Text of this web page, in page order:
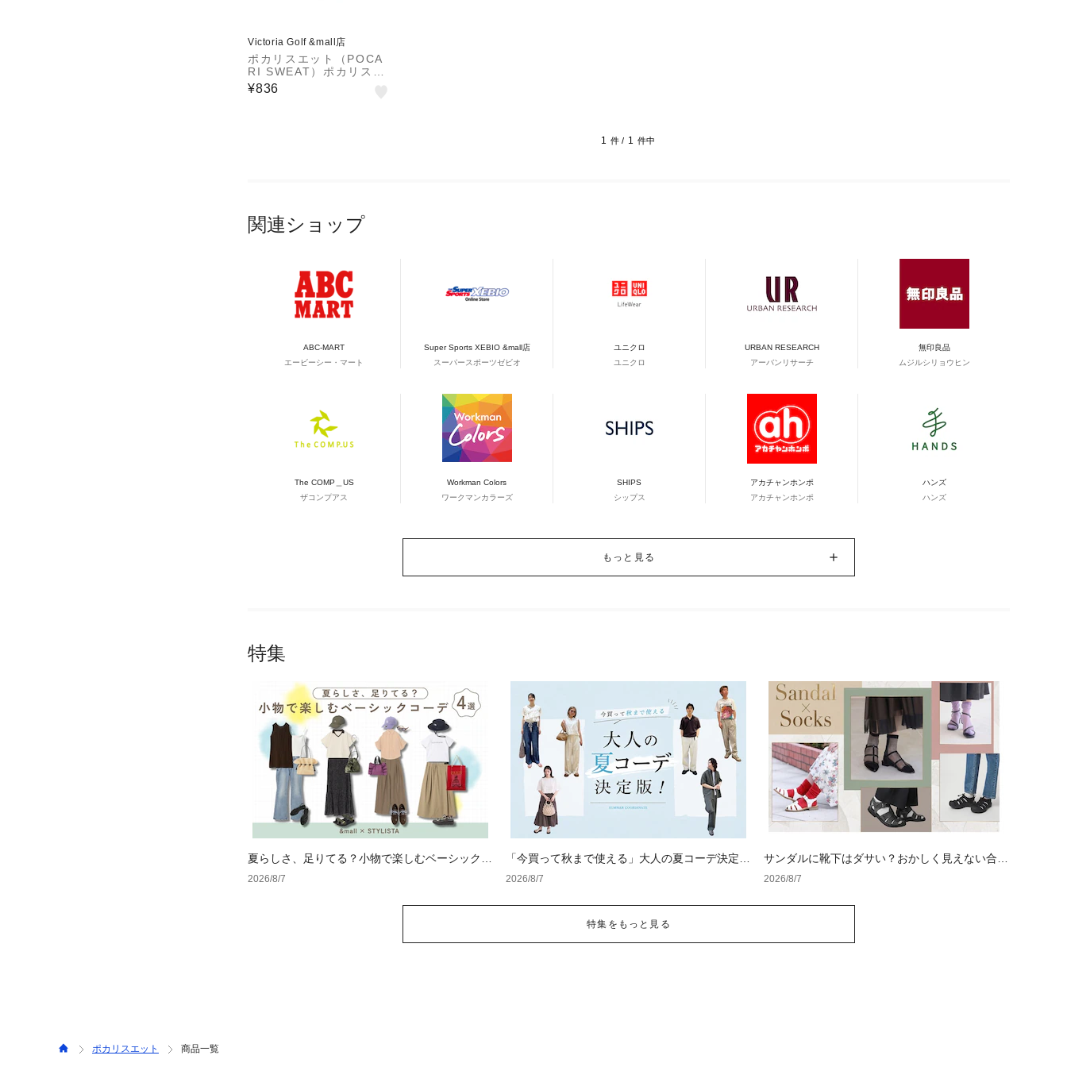
Victoria Golf &mall店
ポカリスエット（POCA
RI SWEAT）ポカリスエ
ット ボトルカバー
¥836
1 件 / 1 件中
関連ショップ
ABC-MART
エービーシー・マート
Super Sports XEBIO &mall店
スーパースポーツゼビオ
ユニクロ
ユニクロ
URBAN RESEARCH
アーバンリサーチ
無印良品
ムジルシリョウヒン
The COMP＿US
ザコンプアス
Workman Colors
ワークマンカラーズ
SHIPS
シップス
アカチャンホンポ
アカチャンホンポ
ハンズ
ハンズ
もっと見る
特集
夏らしさ、足りてる？小物で楽しむベーシックコ
ーデ4選
2026/8/7
「今買って秋まで使える」大人の夏コーデ決定
版！男女別正解スタイルとNGな着こなし
2026/8/7
サンダルに靴下はダサい？おかしく見えない合わ
せ方の黄金法則と男女別おすすめコーデ
2026/8/7
特集をもっと見る
ポカリスエット 商品一覧